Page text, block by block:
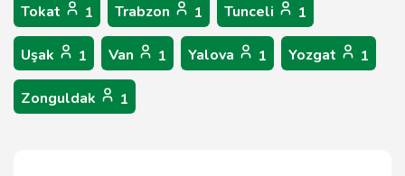
Tokat 1 Trabzon 1 Tunceli 1
Uşak 1 Van 1 Yalova 1 Yozgat 1
Zonguldak 1